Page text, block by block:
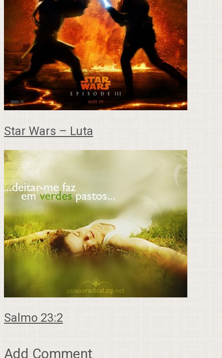
Star Wars – Luta
Salmo 23:2
Add Comment